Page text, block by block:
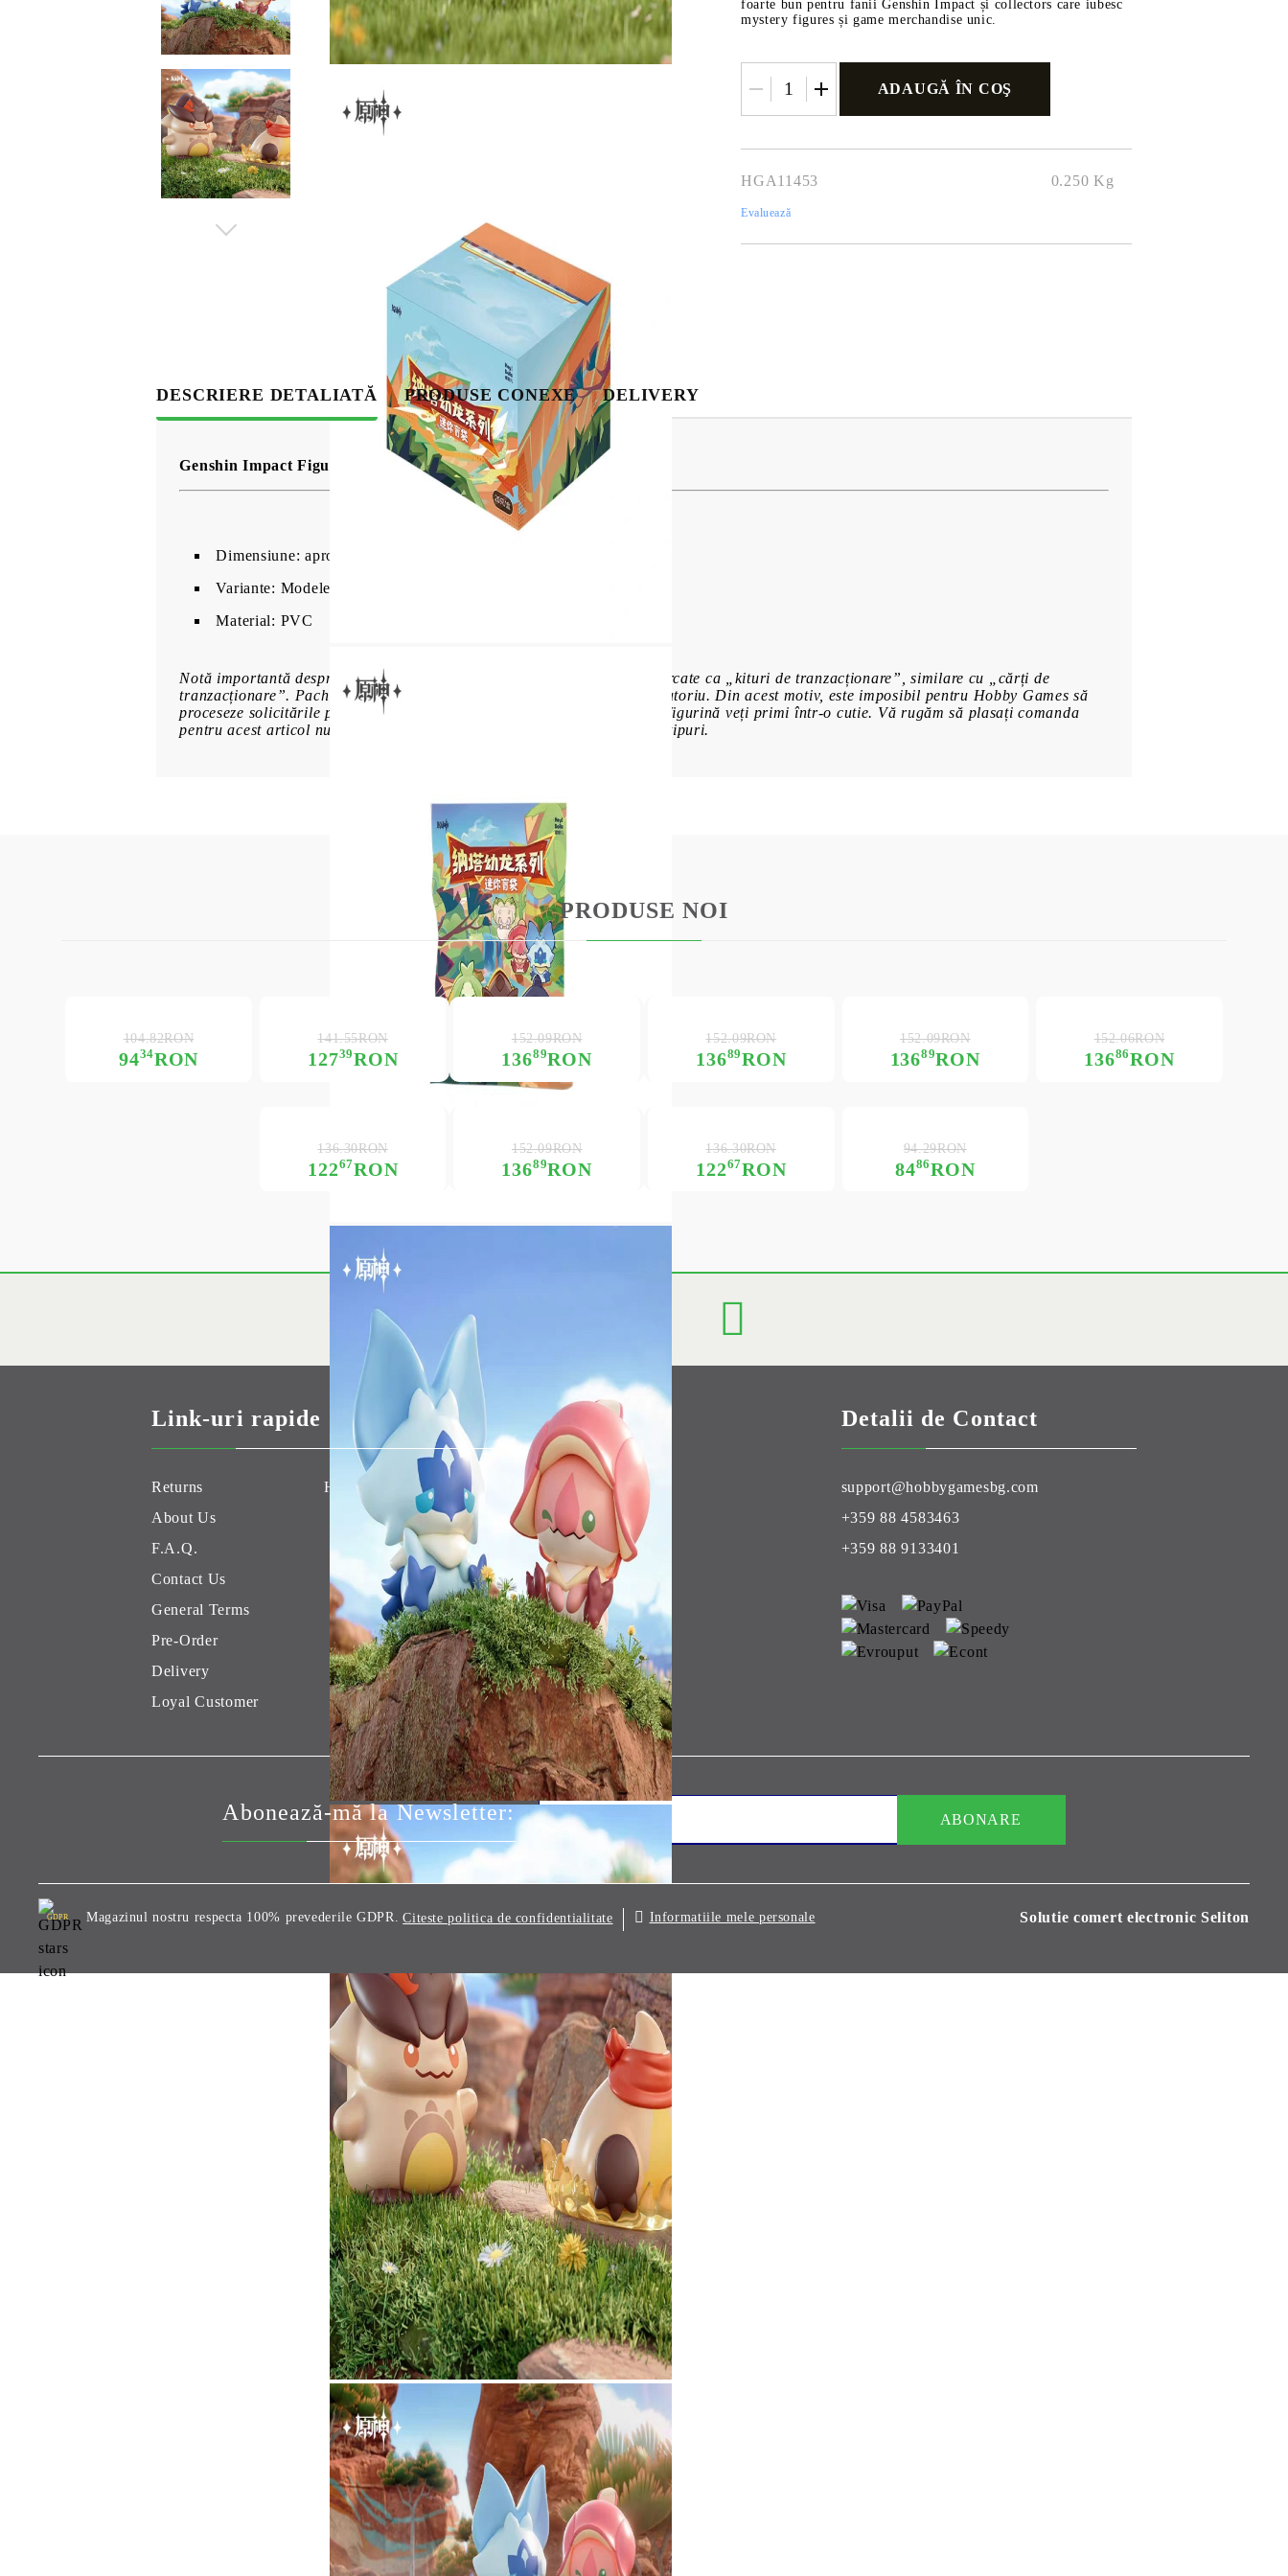
Contul meu
Contul meu
USD EUR BGN
BG
Share Tweet
foarte bun pentru fanii Genshin Impact și collectors care iubesc
mystery figures și game merchandise unic.
HGA11453 0.250 Kg
Evaluează
DESCRIERE DETALIATĂ PRODUSE CONEXE DELIVERY
Genshin Impact Figurine PVC Seria Natlan Saurian Seria Cutie Orb
Dimensiune: aprox. 4 cm
Variante: Modele assorted random
Material: PVC
Notă importantă despre varianta acestui produs: Aceste articole sunt marcate ca „kituri de tranzacționare”, similare cu „cărți de
tranzacționare”. Pachetele sunt sigilate, iar articolele sunt ambalate aleatoriu. Din acest motiv, este imposibil pentru Hobby Games să
proceseze solicitările privind figurinele specifice și nu putem garanta ce figurină veți primi într-o cutie. Vă rugăm să plasați comanda
pentru acest articol numai dacă doriți să primiți oricare dintre diferitele tipuri.
PRODUSE NOI
9434RON
104.82RON
12739RON
141.55RON
13689RON
152.09RON
13689RON
152.09RON
13689RON
152.09RON
13686RON
152.06RON
12267RON
136.30RON
13689RON
152.09RON
12267RON
136.30RON
8486RON
94.29RON
Link-uri rapide
Returns
About Us
F.A.Q.
Contact Us
General Terms
Pre-Order
Delivery
Loyal Customer
Hobby Games Club
Detalii de Contact
support@hobbygamesbg.com
+359 88 4583463
+359 88 9133401
Abonează-mă la Newsletter:
GDPR Magazinul nostru respecta 100% prevederile GDPR. Citeste politica de confidentialitate Informatiile mele personale Solutie comert electronic Seliton